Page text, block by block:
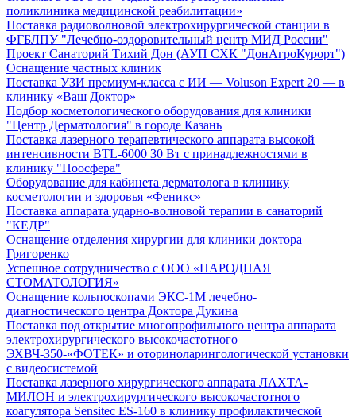
поликлиника медицинской реабилитации»
Поставка радиоволновой электрохирургической станции в
ФГБЛПУ "Лечебно-оздоровительный центр МИД России"
Проект Санаторий Тихий Дон (АУП СХК "ДонАгроКурорт")
Оснащение частных клиник
Поставка УЗИ премиум-класса с ИИ — Voluson Expert 20 — в
клинику «Ваш Доктор»
Подбор косметологического оборудования для клиники
"Центр Дерматология" в городе Казань
Поставка лазерного терапевтического аппарата высокой
интенсивности BTL-6000 30 Вт с принадлежностями в
клинику "Ноосфера"
Оборудование для кабинета дерматолога в клинику
косметологии и здоровья «Феникс»
Поставка аппарата ударно-волновой терапии в санаторий
"КЕДР"
Оснащение отделения хирургии для клиники доктора
Григоренко
Успешное сотрудничество с ООО «НАРОДНАЯ
СТОМАТОЛОГИЯ»
Оснащение кольпоскопами ЭКС-1М лечебно-
диагностического центра Доктора Дукина
Поставка под открытие многопрофильного центра аппарата
электрохирургического высокочастотного
ЭХВЧ-350-«ФОТЕК» и оториноларингологической установки
с видеосистемой
Поставка лазерного хирургического аппарата ЛАХТА-
МИЛОН и электрохирургического высокочастотного
коагулятора Sensitec ES-160 в клинику профилактической